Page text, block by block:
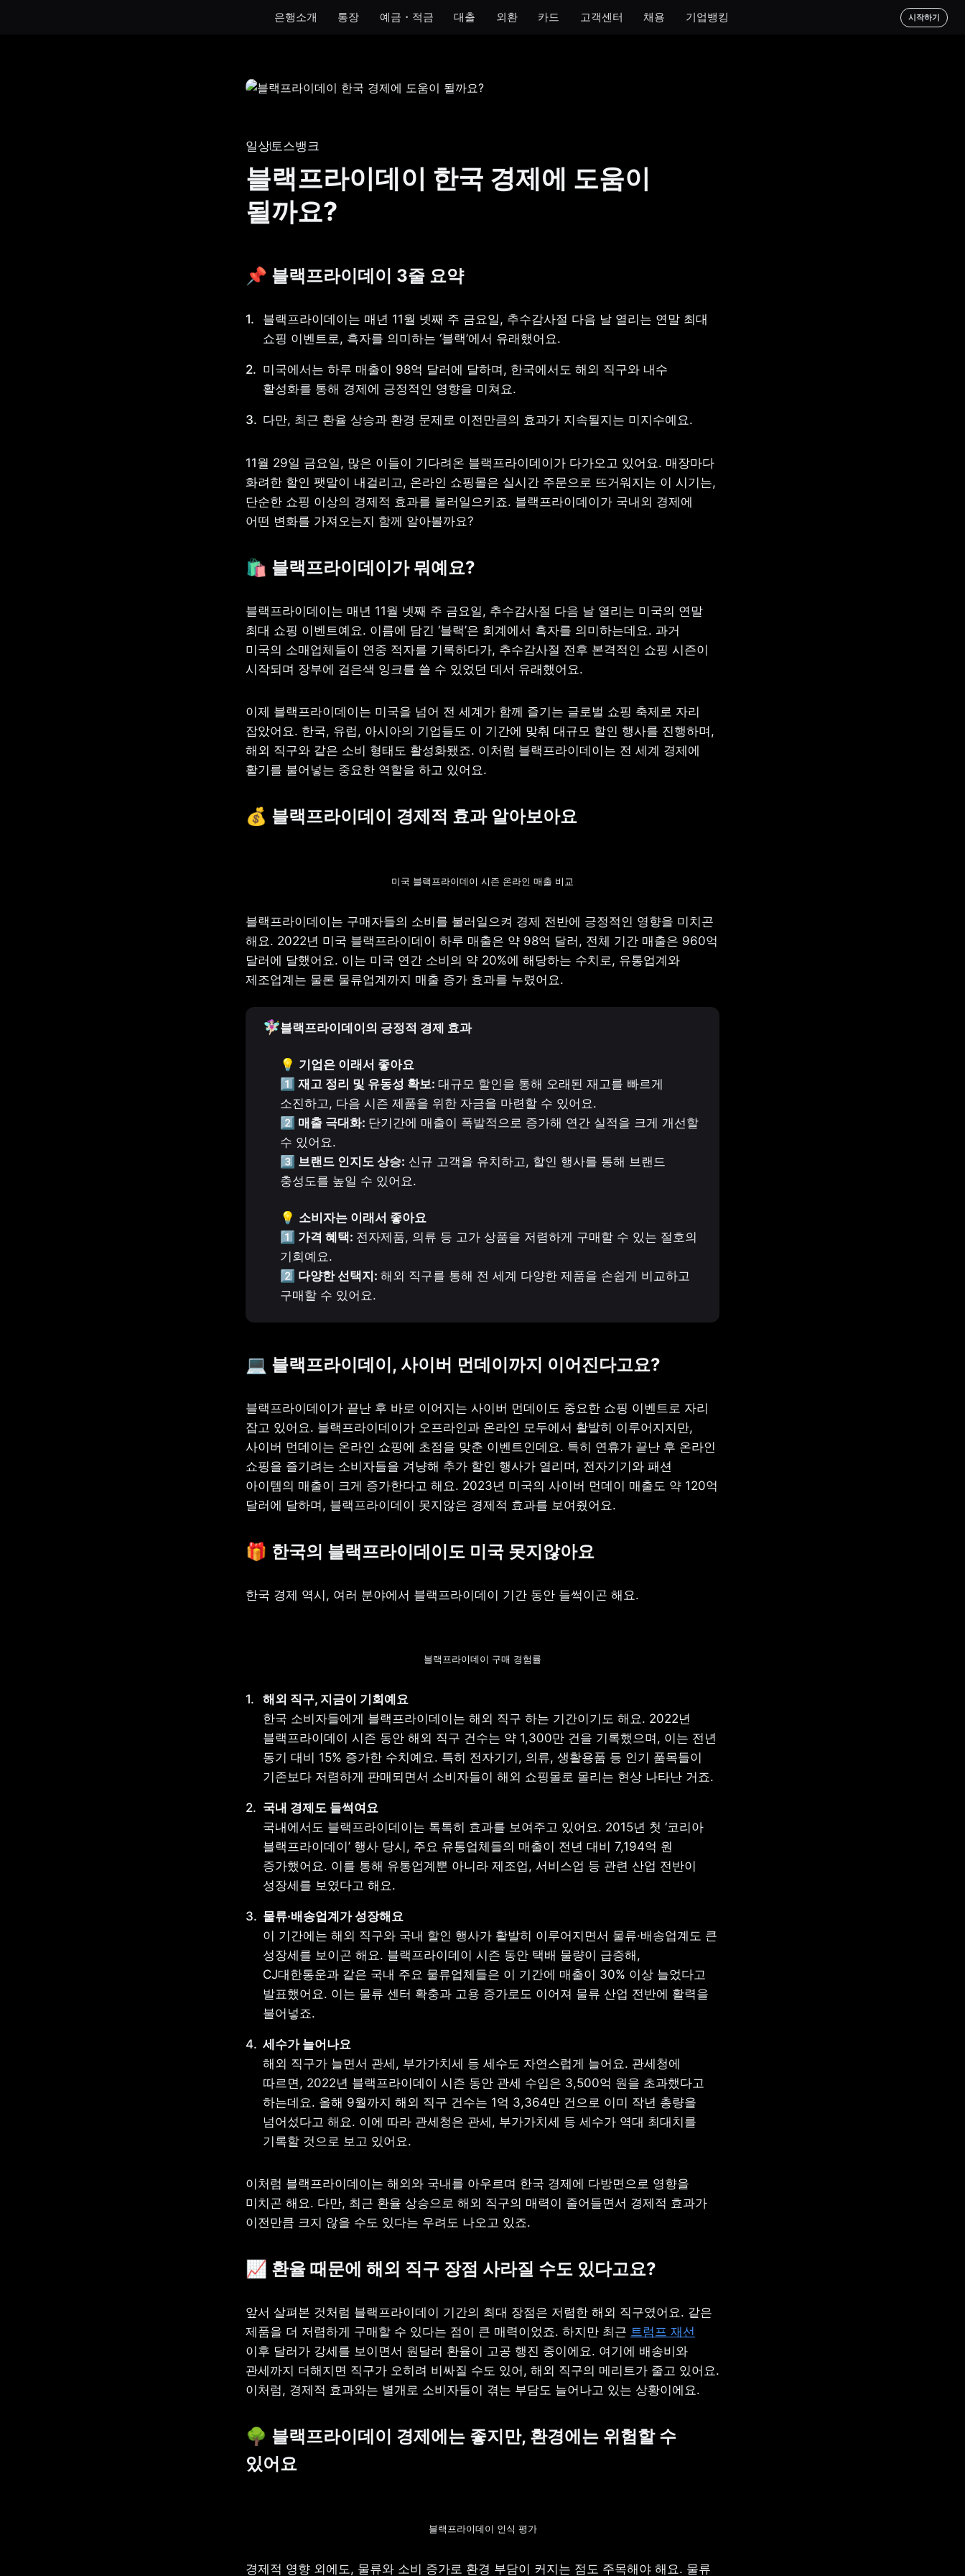
은행소개 통장 예금・적금 대출 외환 카드 고객센터 채용 기업뱅킹 시작하기
토스뱅크 통장
게임 저금통
생계비보호 통장
모임 통장아이 통장
일상 토스뱅크
블랙프라이데이 한국 경제에 도움이
될까요?
📌 블랙프라이데이 3줄 요약
블랙프라이데이는 매년 11월 넷째 주 금요일, 추수감사절 다음 날 열리는 연말 최대
쇼핑 이벤트로, 흑자를 의미하는 ‘블랙’에서 유래했어요.
미국에서는 하루 매출이 98억 달러에 달하며, 한국에서도 해외 직구와 내수
활성화를 통해 경제에 긍정적인 영향을 미쳐요.
다만, 최근 환율 상승과 환경 문제로 이전만큼의 효과가 지속될지는 미지수예요.
11월 29일 금요일, 많은 이들이 기다려온 블랙프라이데이가 다가오고 있어요. 매장마다
화려한 할인 팻말이 내걸리고, 온라인 쇼핑몰은 실시간 주문으로 뜨거워지는 이 시기는,
단순한 쇼핑 이상의 경제적 효과를 불러일으키죠. 블랙프라이데이가 국내외 경제에
어떤 변화를 가져오는지 함께 알아볼까요?
🛍️ 블랙프라이데이가 뭐예요?
블랙프라이데이는 매년 11월 넷째 주 금요일, 추수감사절 다음 날 열리는 미국의 연말
최대 쇼핑 이벤트예요. 이름에 담긴 ‘블랙’은 회계에서 흑자를 의미하는데요. 과거
미국의 소매업체들이 연중 적자를 기록하다가, 추수감사절 전후 본격적인 쇼핑 시즌이
시작되며 장부에 검은색 잉크를 쓸 수 있었던 데서 유래했어요.
이제 블랙프라이데이는 미국을 넘어 전 세계가 함께 즐기는 글로벌 쇼핑 축제로 자리
잡았어요. 한국, 유럽, 아시아의 기업들도 이 기간에 맞춰 대규모 할인 행사를 진행하며,
해외 직구와 같은 소비 형태도 활성화됐죠. 이처럼 블랙프라이데이는 전 세계 경제에
활기를 불어넣는 중요한 역할을 하고 있어요.
💰 블랙프라이데이 경제적 효과 알아보아요
미국 블랙프라이데이 시즌 온라인 매출 비교
블랙프라이데이는 구매자들의 소비를 불러일으켜 경제 전반에 긍정적인 영향을 미치곤
해요. 2022년 미국 블랙프라이데이 하루 매출은 약 98억 달러, 전체 기간 매출은 960억
달러에 달했어요. 이는 미국 연간 소비의 약 20%에 해당하는 수치로, 유통업계와
제조업계는 물론 물류업계까지 매출 증가 효과를 누렸어요.
🧚🏻‍♀️블랙프라이데이의 긍정적 경제 효과
💡 기업은 이래서 좋아요
1️⃣ 재고 정리 및 유동성 확보: 대규모 할인을 통해 오래된 재고를 빠르게
2️⃣ 매출 극대화: 단기간에 매출이 폭발적으로 증가해 연간 실적을 크게 개선할
3️⃣ 브랜드 인지도 상승: 신규 고객을 유치하고, 할인 행사를 통해 브랜드
충성도를 높일 수 있어요.
💡 소비자는 이래서 좋아요
1️⃣ 가격 혜택: 전자제품, 의류 등 고가 상품을 저렴하게 구매할 수 있는 절호의
2️⃣ 다양한 선택지: 해외 직구를 통해 전 세계 다양한 제품을 손쉽게 비교하고
구매할 수 있어요.
💻 블랙프라이데이, 사이버 먼데이까지 이어진다고요?
블랙프라이데이가 끝난 후 바로 이어지는 사이버 먼데이도 중요한 쇼핑 이벤트로 자리
잡고 있어요. 블랙프라이데이가 오프라인과 온라인 모두에서 활발히 이루어지지만,
사이버 먼데이는 온라인 쇼핑에 초점을 맞춘 이벤트인데요. 특히 연휴가 끝난 후 온라인
쇼핑을 즐기려는 소비자들을 겨냥해 추가 할인 행사가 열리며, 전자기기와 패션
아이템의 매출이 크게 증가한다고 해요. 2023년 미국의 사이버 먼데이 매출도 약 120억
달러에 달하며, 블랙프라이데이 못지않은 경제적 효과를 보여줬어요.
🎁 한국의 블랙프라이데이도 미국 못지않아요
한국 경제 역시, 여러 분야에서 블랙프라이데이 기간 동안 들썩이곤 해요.
블랙프라이데이 구매 경험률
한국 소비자들에게 블랙프라이데이는 해외 직구 하는 기간이기도 해요. 2022년
블랙프라이데이 시즌 동안 해외 직구 건수는 약 1,300만 건을 기록했으며, 이는 전년
동기 대비 15% 증가한 수치예요. 특히 전자기기, 의류, 생활용품 등 인기 품목들이
기존보다 저렴하게 판매되면서 소비자들이 해외 쇼핑몰로 몰리는 현상 나타난 거죠.
국내에서도 블랙프라이데이는 톡톡히 효과를 보여주고 있어요. 2015년 첫 ‘코리아
블랙프라이데이’ 행사 당시, 주요 유통업체들의 매출이 전년 대비 7,194억 원
증가했어요. 이를 통해 유통업계뿐 아니라 제조업, 서비스업 등 관련 산업 전반이
성장세를 보였다고 해요.
이 기간에는 해외 직구와 국내 할인 행사가 활발히 이루어지면서 물류·배송업계도 큰
성장세를 보이곤 해요. 블랙프라이데이 시즌 동안 택배 물량이 급증해,
CJ대한통운과 같은 국내 주요 물류업체들은 이 기간에 매출이 30% 이상 늘었다고
발표했어요. 이는 물류 센터 확충과 고용 증가로도 이어져 물류 산업 전반에 활력을
불어넣죠.
해외 직구가 늘면서 관세, 부가가치세 등 세수도 자연스럽게 늘어요. 관세청에
따르면, 2022년 블랙프라이데이 시즌 동안 관세 수입은 3,500억 원을 초과했다고
하는데요. 올해 9월까지 해외 직구 건수는 1억 3,364만 건으로 이미 작년 총량을
넘어섰다고 해요. 이에 따라 관세청은 관세, 부가가치세 등 세수가 역대 최대치를
기록할 것으로 보고 있어요.
이처럼 블랙프라이데이는 해외와 국내를 아우르며 한국 경제에 다방면으로 영향을
미치곤 해요. 다만, 최근 환율 상승으로 해외 직구의 매력이 줄어들면서 경제적 효과가
이전만큼 크지 않을 수도 있다는 우려도 나오고 있죠.
📈 환율 때문에 해외 직구 장점 사라질 수도 있다고요?
앞서 살펴본 것처럼 블랙프라이데이 기간의 최대 장점은 저렴한 해외 직구였어요. 같은
제품을 더 저렴하게 구매할 수 있다는 점이 큰 매력이었죠. 하지만 최근 트럼프 재선
이후 달러가 강세를 보이면서 원달러 환율이 고공 행진 중이에요. 여기에 배송비와
관세까지 더해지면 직구가 오히려 비싸질 수도 있어, 해외 직구의 메리트가 줄고 있어요.
이처럼, 경제적 효과와는 별개로 소비자들이 겪는 부담도 늘어나고 있는 상황이에요.
🌳 블랙프라이데이 경제에는 좋지만, 환경에는 위험할 수
있어요
블랙프라이데이 인식 평가
경제적 영향 외에도, 물류와 소비 증가로 환경 부담이 커지는 점도 주목해야 해요. 물류